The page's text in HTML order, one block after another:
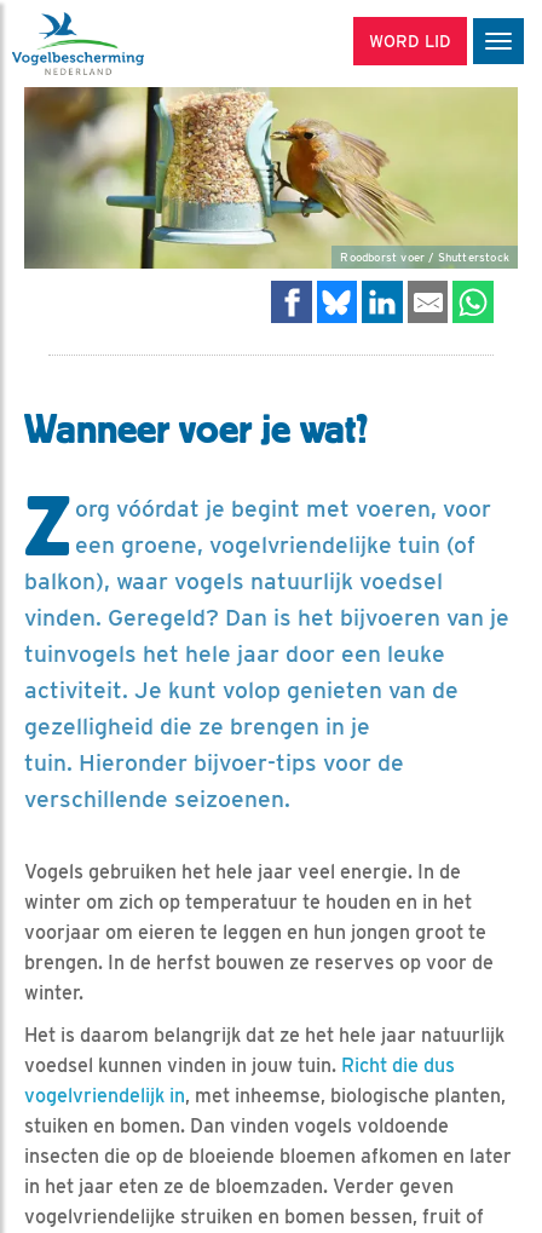
WORD LID
Roodborst voer / Shutterstock
Wanneer voer je wat?
Z org vóórdat je begint met voeren, voor
een groene, vogelvriendelijke tuin (of
balkon), waar vogels natuurlijk voedsel
vinden. Geregeld? Dan is het bijvoeren van je
tuinvogels het hele jaar door een leuke
activiteit. Je kunt volop genieten van de
gezelligheid die ze brengen in je
tuin. Hieronder bijvoer-tips voor de
verschillende seizoenen.
Vogels gebruiken het hele jaar veel energie. In de
winter om zich op temperatuur te houden en in het
voorjaar om eieren te leggen en hun jongen groot te
brengen. In de herfst bouwen ze reserves op voor de
winter.
Het is daarom belangrijk dat ze het hele jaar natuurlijk
voedsel kunnen vinden in jouw tuin. Richt die dus
vogelvriendelijk in, met inheemse, biologische planten,
stuiken en bomen. Dan vinden vogels voldoende
insecten die op de bloeiende bloemen afkomen en later
in het jaar eten ze de bloemzaden. Verder geven
vogelvriendelijke struiken en bomen bessen, fruit of